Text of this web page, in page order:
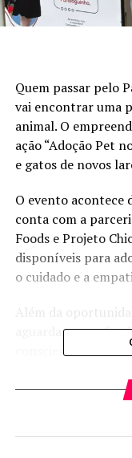
Quem passar pelo
vai encontrar uma
animal. O
ação “Adoção Pet
e gatos de novos
O evento acontece
conta com a
Foods e Projeto
disponíveis para
o cuidado e a
Além da
aguardam uma
conscientizar o
realizados em